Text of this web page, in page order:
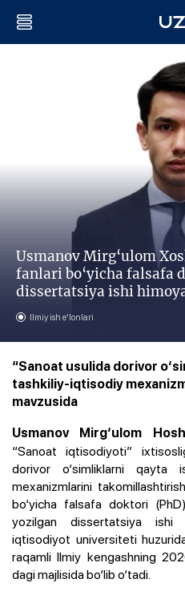
Usmanov Mirg‘ulom
fanlari bo‘yicha falsafa
dissertatsiya ishi
Ilmiy ish eʼlonlari
“Sanoat usulida dorivor
tashkiliy-iqtisodiy
mavzusida
Usmanov Mirg‘ulom
“Sanoat iqtisodiyoti”
dorivor o‘simliklarni qayta
mexanizmlarini
bo‘yicha falsafa doktori
yozilgan dissertatsiya ishi
iqtisodiyot universiteti
raqamli Ilmiy kengashning
dagi majlisida bo‘lib o‘tadi.